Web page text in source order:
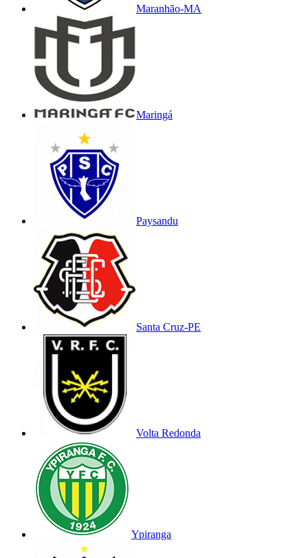
Maranhão-MA
Maringá
Paysandu
Santa Cruz-PE
Volta Redonda
Ypiranga